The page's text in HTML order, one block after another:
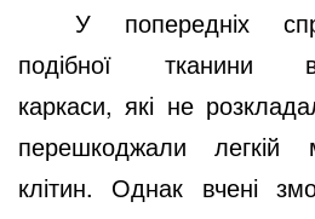
У попередніх
подібної тканини
каркаси, які не
перешкоджали легкій
клітин. Однак вчені